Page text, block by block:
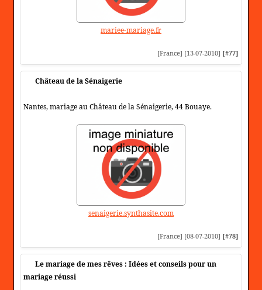
mariee-mariage.fr
[France] [13-07-2010] [#77]
Château de la Sénaigerie
Nantes, mariage au Château de la Sénaigerie, 44 Bouaye.
senaigerie.synthasite.com
[France] [08-07-2010] [#78]
Le mariage de mes rêves : Idées et conseils pour un
mariage réussi